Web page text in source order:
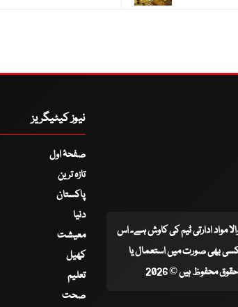
مواد ادارتی ٹیم کی کاوش ہے۔ اس
کسی بھی صورت میں استعمال یا
محفوظ ہیں © 2026
نیوز کیٹیگریز
صفحۂ اول
تازہ ترین
پاکستان
دنیا
معیشت
کھیل
تعلیم
صحت